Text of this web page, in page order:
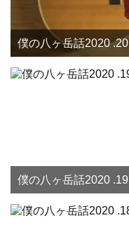
僕の八ヶ岳話2020 .20
僕の八ヶ岳話2020 .19